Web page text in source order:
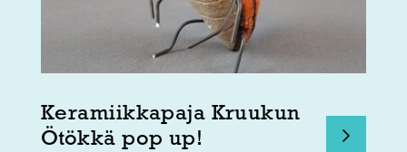
Keramiikkapaja Kruukun
Ötökkä pop up!